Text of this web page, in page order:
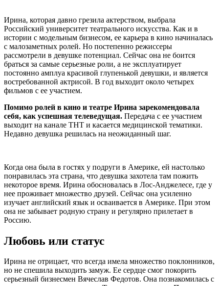
Ирина, которая давно грезила актерством, выбрала
Российский университет театрального искусства. Как и в
истории с модельным бизнесом, ее карьера в кино начиналась
с малозаметных ролей. Но постепенно режиссеры
рассмотрели в девушке потенциал. Сейчас она не боится
браться за самые серьезные роли, а не эксплуатирует
постоянно амплуа красивой глупенькой девушки, и является
востребованной актрисой. В год выходит около четырех
фильмов с ее участием.
Помимо ролей в кино и театре Ирина зарекомендовала
себя, как успешная телеведущая. Передача с ее участием
выходит на канале ТНТ и касается медицинской тематики.
Недавно девушка решилась на неожиданный шаг.
Когда она была в гостях у подруги в Америке, ей настолько
понравилась эта страна, что девушка захотела там пожить
некоторое время. Ирина обосновалась в Лос-Анджелесе, где у
нее проживает множество друзей. Сейчас она усиленно
изучает английский язык и осваивается в Америке. При этом
она не забывает родную страну и регулярно прилетает в
Россию.
Любовь или статус
Ирина не отрицает, что всегда имела множество поклонников,
но не спешила выходить замуж. Ее сердце смог покорить
серьезный бизнесмен Вячеслав Федотов. Она познакомилась с